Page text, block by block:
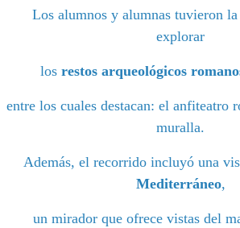
Los alumnos y alumnas tuvieron
explorar
los restos arqueológicos
entre los cuales destacan: el anfiteatro
muralla.
Además, el recorrido incluyó una
Mediterráneo,
un mirador que ofrece vistas del